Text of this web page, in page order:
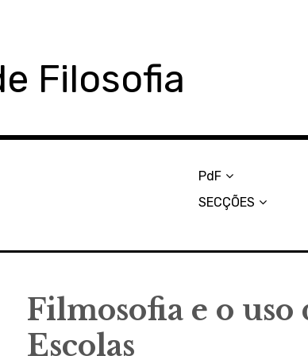
Filosofia
PdF
SECÇÕES
Filmosofia e o uso
Escolas